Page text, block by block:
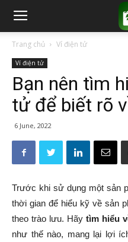
Trang chủ Ví điện tử
Ví điện tử
Bạn nên tìm
tử để biết rõ
6 June, 2022
Trước khi sử dụng một sản
thời gian để hiểu kỹ về sản
theo trào lưu. Hãytìm hiểu
như thế nào, mang lại lợi